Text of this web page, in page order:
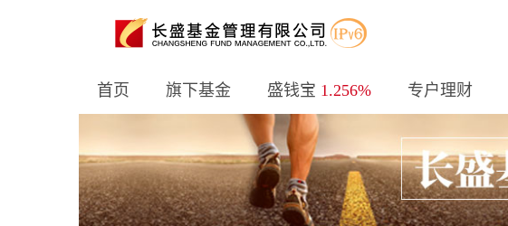
首页 旗下基金 盛钱宝 1.256% 专户理财